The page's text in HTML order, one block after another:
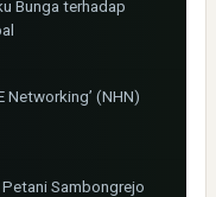
Bunga terhadap
Networking’ (NHN)
Petani Sambongrejo